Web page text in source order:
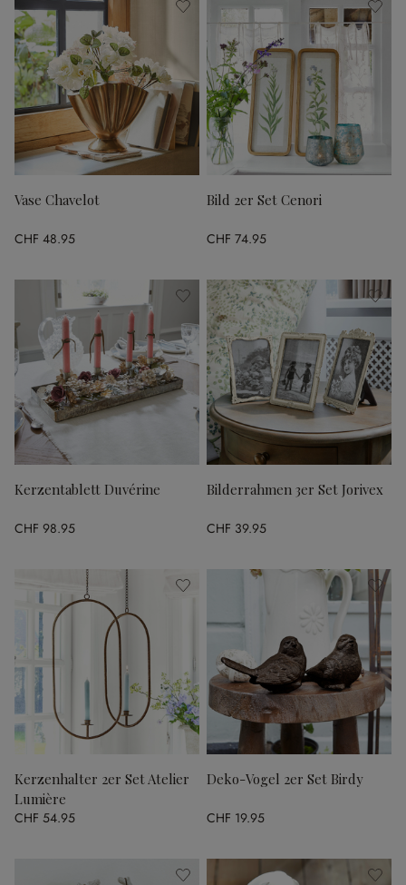
Vase Chavelot
CHF 48.95
Bild 2er Set Cenori
CHF 74.95
Kerzentablett Duvérine
CHF 98.95
Bilderrahmen 3er Set Jorivex
CHF 39.95
Kerzenhalter 2er Set Atelier
Lumière
CHF 54.95
Deko-Vogel 2er Set Birdy
CHF 19.95